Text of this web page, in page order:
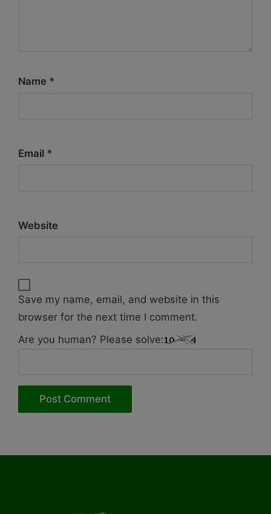
Name *
Email *
Website
Save my name, email, and website in this
browser for the next time I comment.
Are you human? Please solve: